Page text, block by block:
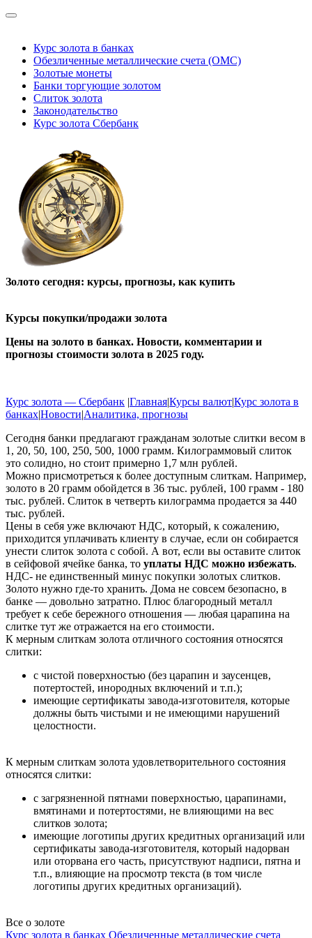
Курс золота в банках
Обезличенные металлические счета (ОМС)
Золотые монеты
Банки торгующие золотом
Слиток золота
Законодательство
Курс золота Сбербанк
Золото сегодня: курсы, прогнозы, как купить
Курсы покупки/продажи золота
Цены на золото в банках. Новости, комментарии и
прогнозы стоимости золота в 2025 году.
Курс золота — Сбербанк |Главная|Курсы валют|Курс золота в
банках|Новости|Аналитика, прогнозы
Сегодня банки предлагают гражданам золотые слитки весом в
1, 20, 50, 100, 250, 500, 1000 грамм. Килограммовый слиток
это солидно, но стоит примерно 1,7 млн рублей.
Можно присмотреться к более доступным слиткам. Например,
золото в 20 грамм обойдется в 36 тыс. рублей, 100 грамм - 180
тыс. рублей. Слиток в четверть килограмма продается за 440
тыс. рублей.
Цены в себя уже включают НДС, который, к сожалению,
приходится уплачивать клиенту в случае, если он собирается
унести слиток золота с собой. А вот, если вы оставите слиток
в сейфовой ячейке банка, то уплаты НДС можно избежать.
НДС- не единственный минус покупки золотых слитков.
Золото нужно где-то хранить. Дома не совсем безопасно, в
банке — довольно затратно. Плюс благородный металл
требует к себе бережного отношения — любая царапина на
слитке тут же отражается на его стоимости.
К мерным слиткам золота отличного состояния относятся
слитки:
с чистой поверхностью (без царапин и заусенцев,
потертостей, инородных включений и т.п.);
имеющие сертификаты завода-изготовителя, которые
должны быть чистыми и не имеющими нарушений
целостности.
К мерным слиткам золота удовлетворительного состояния
относятся слитки:
с загрязненной пятнами поверхностью, царапинами,
вмятинами и потертостями, не влияющими на вес
слитков золота;
имеющие логотипы других кредитных организаций или
сертификаты завода-изготовителя, который надорван
или оторвана его часть, присутствуют надписи, пятна и
т.п., влияющие на просмотр текста (в том числе
логотипы других кредитных организаций).
Все о золоте
Курс золота в банках Обезличенные металлические счета